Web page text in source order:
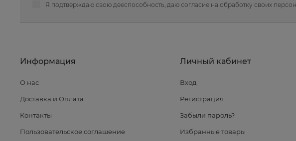
Я подтверждаю свою дееспособность, даю согласие на обработку своих
Информация
О нас
Доставка и Оплата
Контакты
Пользовательское соглашение
Личный кабинет
Вход
Регистрация
Забыли пароль?
Избранные товары